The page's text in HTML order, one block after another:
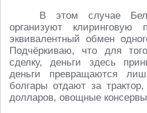
В этом случае
организуют
эквивалентный обмен
Подчёркиваю, что для
сделку, деньги здесь
деньги превращаются
болгары отдают за
долларов, овощные